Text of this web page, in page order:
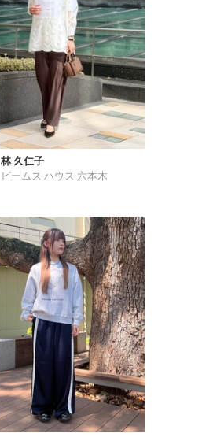
林 久仁子
ビームス ハウス 六本木